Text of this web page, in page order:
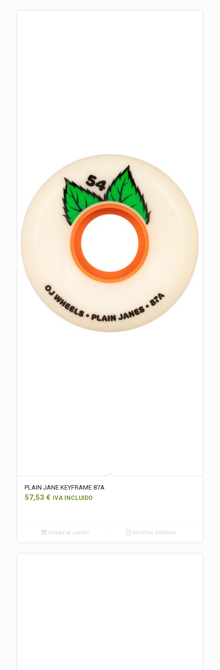
PLAIN JANE KEYFRAME 87A
57,53 € IVA INCLUIDO
Añadir al carrito Mostrar detalles